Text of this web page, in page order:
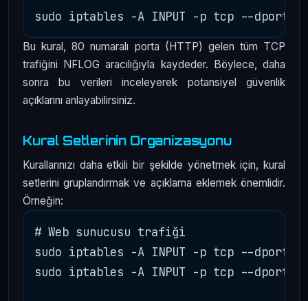
Bu kural, 80 numaralı porta (HTTP) gelen tüm TCP
trafiğini NFLOG aracılığıyla kaydeder. Böylece, daha
sonra bu verileri inceleyerek potansiyel güvenlik
açıklarını anlayabilirsiniz.
Kural Setlerinin Organizasyonu
Kurallarınızı daha etkili bir şekilde yönetmek için, kural
setlerini gruplandırmak ve açıklama eklemek önemlidir.
Örneğin:
# Web sunucusu trafiği
sudo iptables -A INPUT -p tcp --dport 80
sudo iptables -A INPUT -p tcp --dport 443